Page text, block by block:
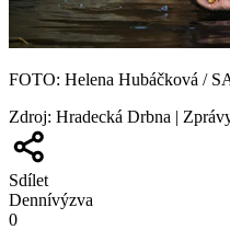
FOTO: Helena Hubáčková /
Zdroj: Hradecká Drbna |
Sdílet
Dennívýzva
0